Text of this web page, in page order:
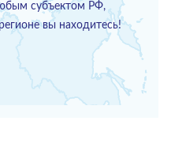
субъектом РФ,
вы находитесь!